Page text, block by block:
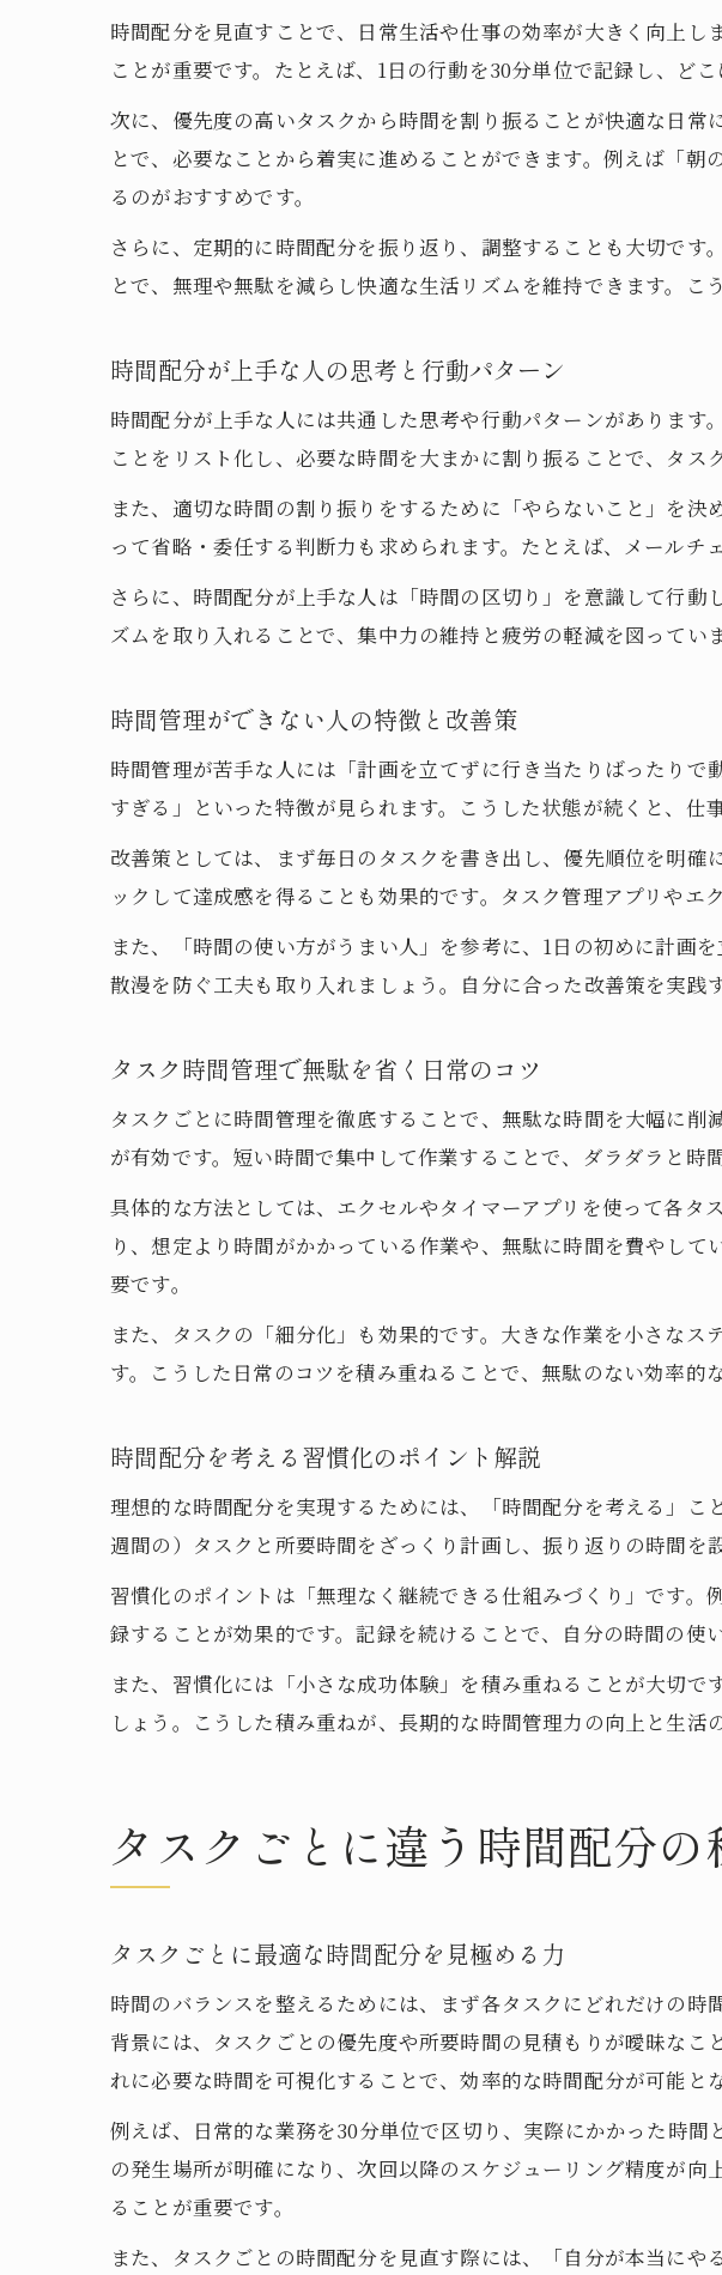
仕事の
時間の
心地よい生
時間配
時間配
心地よ
持続可
時間配
時間配
タスク
時間の
仕事と生活
時間割
時間配
時間配
今日から実
時間配
タスク
今日か
時間配分を見直すことで、日常生活や仕事の効率が大きく向上
ことが重要です。たとえば、1日の行動を30分単位で記録し、ど
次に、優先度の高いタスクから時間を割り振ることが快適な日
とで、必要なことから着実に進めることができます。例えば「
るのがおすすめです。
さらに、定期的に時間配分を振り返り、調整することも大切で
とで、無理や無駄を減らし快適な生活リズムを維持できます。こ
時間配分が上手な人の思考と行動パターン
時間配分が上手な人には共通した思考や行動パターンがありま
ことをリスト化し、必要な時間を大まかに割り振ることで、タス
また、適切な時間の割り振りをするために「やらないこと」を
って省略・委任する判断力も求められます。たとえば、メールチ
さらに、時間配分が上手な人は「時間の区切り」を意識して行
ズムを取り入れることで、集中力の維持と疲労の軽減を図ってい
時間管理ができない人の特徴と改善策
時間管理が苦手な人には「計画を立てずに行き当たりばったり
すぎる」といった特徴が見られます。こうした状態が続くと、仕
改善策としては、まず毎日のタスクを書き出し、優先順位を明
ックして達成感を得ることも効果的です。タスク管理アプリやエ
また、「時間の使い方がうまい人」を参考に、1日の初めに計画
散漫を防ぐ工夫も取り入れましょう。自分に合った改善策を実践
タスク時間管理で無駄を省く日常のコツ
タスクごとに時間管理を徹底することで、無駄な時間を大幅に
が有効です。短い時間で集中して作業することで、ダラダラと時
具体的な方法としては、エクセルやタイマーアプリを使って各
り、想定より時間がかかっている作業や、無駄に時間を費やし
要です。
また、タスクの「細分化」も効果的です。大きな作業を小さな
す。こうした日常のコツを積み重ねることで、無駄のない効率的
時間配分を考える習慣化のポイント解説
理想的な時間配分を実現するためには、「時間配分を考える」
週間の）タスクと所要時間をざっくり計画し、振り返りの時間を
習慣化のポイントは「無理なく継続できる仕組みづくり」です
録することが効果的です。記録を続けることで、自分の時間の使
また、習慣化には「小さな成功体験」を積み重ねることが大切
しょう。こうした積み重ねが、長期的な時間管理力の向上と生活
タスクごとに違う時間配分の
タスクごとに最適な時間配分を見極める力
時間のバランスを整えるためには、まず各タスクにどれだけの
背景には、タスクごとの優先度や所要時間の見積もりが曖昧な
れに必要な時間を可視化することで、効率的な時間配分が可能とな
例えば、日常的な業務を30分単位で区切り、実際にかかった時
の発生場所が明確になり、次回以降のスケジューリング精度が
ることが重要です。
また、タスクごとの時間配分を見直す際には、「自分が本当に